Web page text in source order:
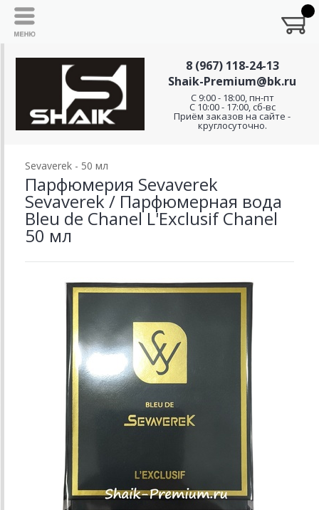
8 (967) 118-24-13
Shaik-Premium@bk.ru
C 9:00 - 18:00, пн-пт
С 10:00 - 17:00, сб-вс
Приём заказов на сайте -
круглосуточно.
Sevaverek - 50 мл
Парфюмерия Sevaverek
Sevaverek / Парфюмерная вода
Bleu de Chanel L'Exclusif Chanel
50 мл